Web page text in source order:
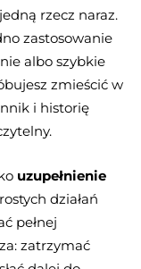
rzecz naraz.
zastosowanie
albo szybkie
zmieścić w
i historię
uzupełnienie
działań
pełnej
zatrzymać